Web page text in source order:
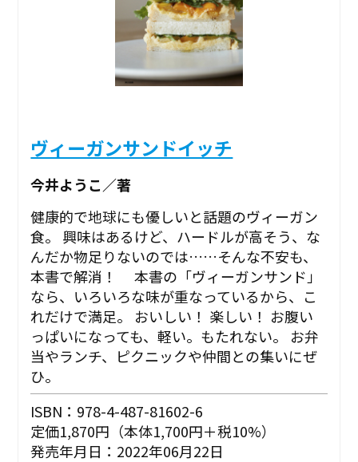
ヴィーガンサンドイッチ
今井ようこ／著
健康的で地球にも優しいと話題のヴィーガン
食。 興味はあるけど、ハードルが高そう、な
んだか物足りないのでは……そんな不安も、
本書で解消！ 本書の「ヴィーガンサンド」
なら、いろいろな味が重なっているから、こ
れだけで満足。 おいしい！ 楽しい！ お腹い
っぱいになっても、軽い。もたれない。 お弁
当やランチ、ピクニックや仲間との集いにぜ
ひ。
ISBN：978-4-487-81602-6
定価1,870円（本体1,700円＋税10%）
発売年月日：2022年06月22日